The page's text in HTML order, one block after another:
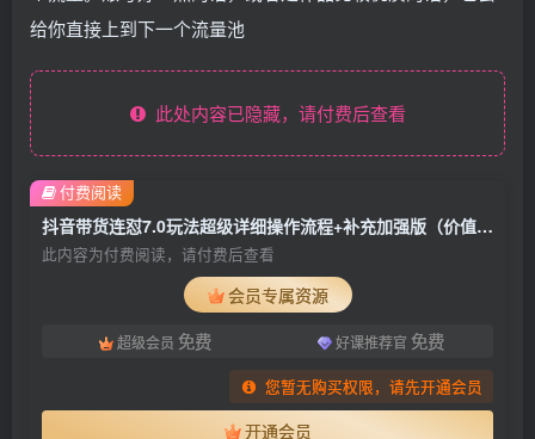
给你直接上到下一个流量池
此处内容已隐藏，请付费后查看
抖音带货连怼7.0玩法超级详细操作流程+补充加强版（价值2888元）
此内容为付费阅读，请付费后查看
会员专属资源
超级会员 免费 好课推荐官 免费
您暂无购买权限，请先开通会员
开通会员
付费阅读